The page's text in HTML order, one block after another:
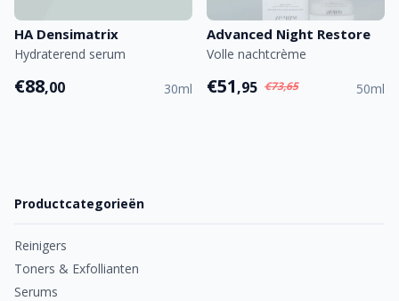
HA Densimatrix
Hydraterend serum
€88,00 30ml
Advanced Night Restore
Volle nachtcrème
€51,95 €73,65 50ml
Productcategorieën
Reinigers
Toners & Exfollianten
Serums